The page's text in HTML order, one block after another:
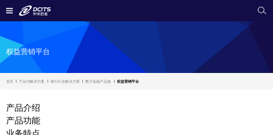
权益营销平台
首页 产品与解决方案 银行行业解决方案 数字金融产品族 权益营销平台
产品介绍
产品功能